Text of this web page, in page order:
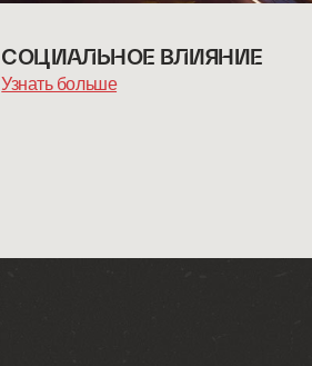
СОЦИАЛЬНОЕ ВЛИЯНИЕ
Узнать больше